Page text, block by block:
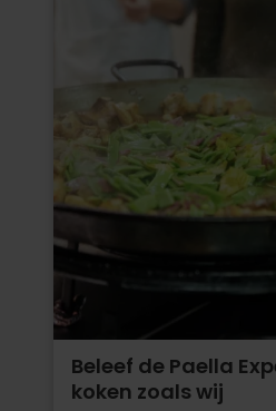
Beleef de Paella
koken zoals wij